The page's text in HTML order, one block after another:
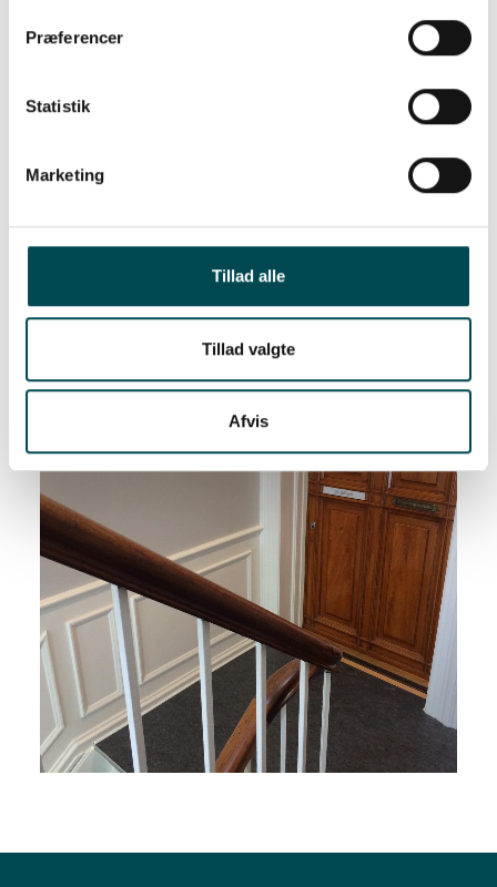
Præferencer
Statistik
Marketing
Tillad alle
Tillad valgte
Afvis